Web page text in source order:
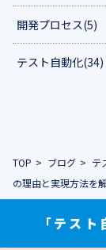
開発プロセス(5)
テスト自動化(34)
TOP ブログ テ
の理由と実現方法を
「テス